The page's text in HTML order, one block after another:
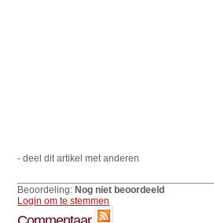
- deel dit artikel met anderen
Beoordeling:Nog niet beoordeeld
Login om te stemmen